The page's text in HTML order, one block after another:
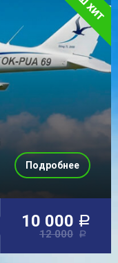
10 000 a
12 000 a
Подробнее